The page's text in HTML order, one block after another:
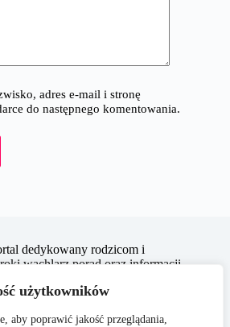
użytkowników
aby poprawić jakość przeglądania,
adres e-mail i stronę
do następnego komentowania.
dedykowany rodzicom i
wachlarz porad oraz informacji
w codziennych wyzwaniach
pomagają w świadomym i